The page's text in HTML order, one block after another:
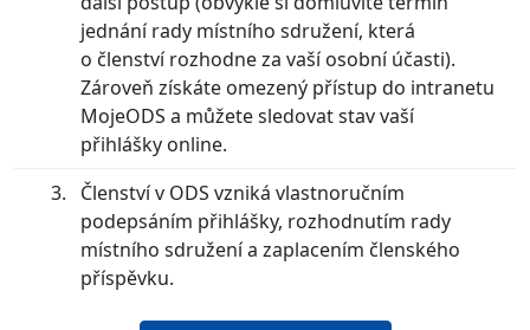
jednání rady místního sdružení, která
o členství rozhodne za vaší osobní účasti).
Zároveň získáte omezený přístup do intranetu
MojeODS a můžete sledovat stav vaší
přihlášky online.
Členství v ODS vzniká vlastnoručním
podepsáním přihlášky, rozhodnutím rady
místního sdružení a zaplacením členského
příspěvku.